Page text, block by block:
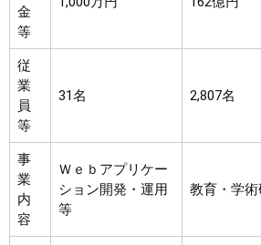
金
等
従
業
員
等
31名 2,807名
事
業
内
容
Ｗｅｂアプリケー
ション開発・運用
等
教育・学